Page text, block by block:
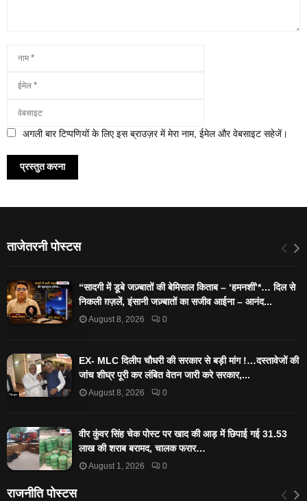
अगली बार टिप्पणियों के लिए इस ब्राउज़र में मेरा नाम, ईमेल और वेबसाइट सहेजें।
ताजेतरनी पोस्टस
“सादगी में डूबे जज़्बातों की बेमिसाल किताब – ‘हमनशीं’*… दिल से
निकली ग़ज़लें, इंसानी जज़्बातों का सजीव आईना – आनंद...
August 8, 2026 0
EX- MLC दिलीप चौधरी की सरकार से बड़ी मांग !…दस्तावेजों की
जांच शीघ्र पूरी कर लंबित वेतन जारी करे सरकार,...
August 8, 2026 0
वीर कुंवर सिंह चेक पोस्ट पर खाद की आड़ में छिपाई गई 31.53
लाख की शराब बरामद, चालक फरार…
August 1, 2026 0
राजनीति पोस्टस